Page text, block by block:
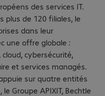
des services IT.
plus de 120 filiales, le
dans leur
une offre globale :
cybersécurité,
et services managés.
sur quatre entités
Groupe APIXIT, Bechtle